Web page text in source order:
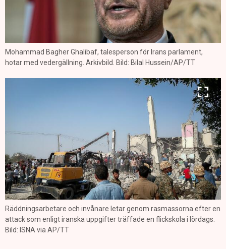
Mohammad Bagher Ghalibaf, talesperson för Irans parlament,
hotar med vedergällning. Arkivbild. Bild: Bilal Hussein/AP/TT
Räddningsarbetare och invånare letar genom rasmassorna efter en
attack som enligt iranska uppgifter träffade en flickskola i lördags.
Bild: ISNA via AP/TT